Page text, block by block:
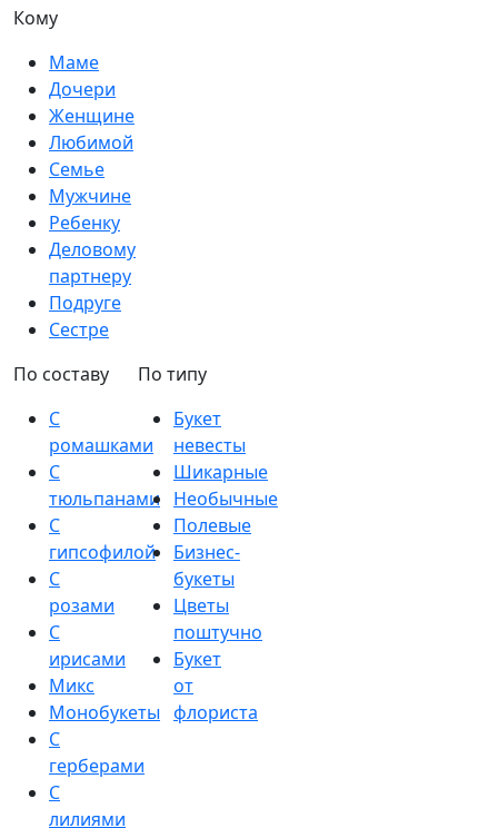
Кому
Маме
Дочери
Женщине
Любимой
Семье
Мужчине
Ребенку
Деловому
партнеру
Подруге
Сестре
По составу
С
ромашками
С
тюльпанами
С
гипсофилой
С
розами
С
ирисами
Микс
Монобукеты
С
герберами
С
лилиями
По типу
Букет
невесты
Шикарные
Необычные
Полевые
Бизнес-
букеты
Цветы
поштучно
Букет
от
флориста